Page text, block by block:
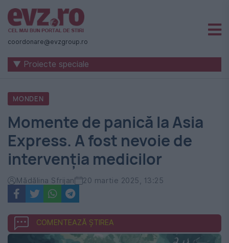
Știri
naționale
internaționale
România
-
Evenimentul
Zilei
coordonare@evzgroup.ro
▼ Proiecte speciale
MONDEN
Momente de panică la Asia
Express. A fost nevoie de
intervenția medicilor
Mădălina Sfrijan 20 martie 2025, 13:25
COMENTEAZĂ ȘTIREA